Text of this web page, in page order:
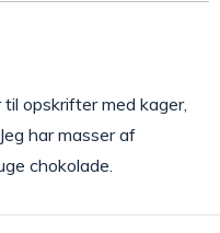
opskrifter med kager,
har masser af
chokolade.